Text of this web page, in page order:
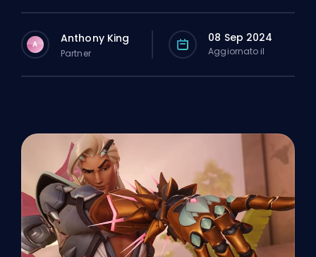
A Anthony King
Partner
08 Sep 2024
Aggiornato il